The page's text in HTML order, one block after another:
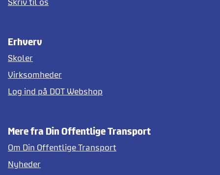
Erhverv
Skoler
Virksomheder
Log ind på DOT Webshop
Mere fra Din Offentlige Transport
Om Din Offentlige Transport
Nyheder